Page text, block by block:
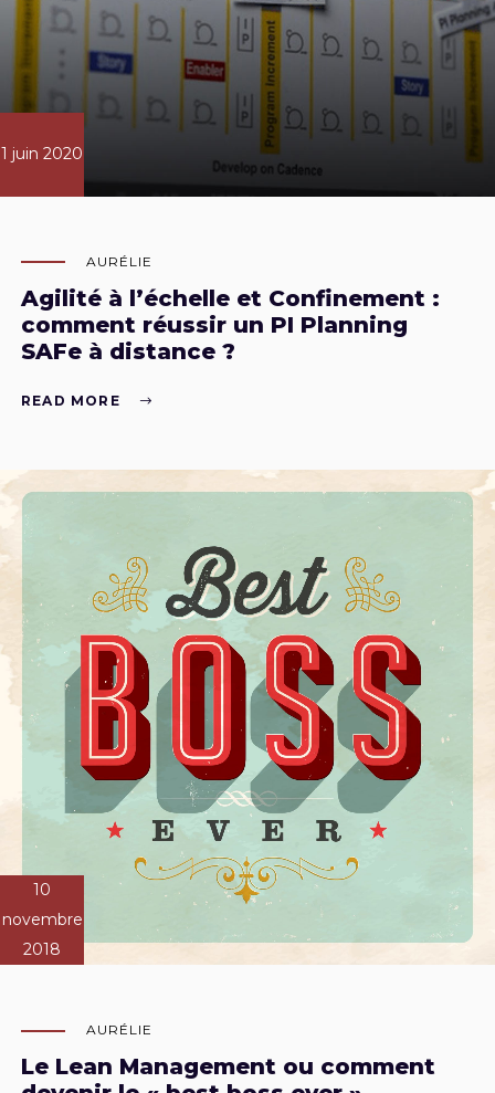
1 juin 2020
AURÉLIE
Agilité à l’échelle et Confinement :
comment réussir un PI Planning
SAFe à distance ?
READ MORE
10
novembre
2018
AURÉLIE
Le Lean Management ou comment